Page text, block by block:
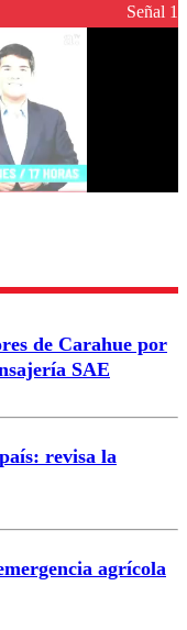
garantizar un
comentario
Señal 1
de Carahue por
SAE
revisa la
agrícola